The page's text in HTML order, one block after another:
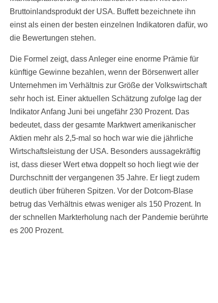
Bruttoinlandsprodukt der USA. Buffett bezeichnete ihn
einst als einen der besten einzelnen Indikatoren dafür, wo
die Bewertungen stehen.
Die Formel zeigt, dass Anleger eine enorme Prämie für
künftige Gewinne bezahlen, wenn der Börsenwert aller
Unternehmen im Verhältnis zur Größe der Volkswirtschaft
sehr hoch ist. Einer aktuellen Schätzung zufolge lag der
Indikator Anfang Juni bei ungefähr 230 Prozent. Das
bedeutet, dass der gesamte Marktwert amerikanischer
Aktien mehr als 2,5-mal so hoch war wie die jährliche
Wirtschaftsleistung der USA. Besonders aussagekräftig
ist, dass dieser Wert etwa doppelt so hoch liegt wie der
Durchschnitt der vergangenen 35 Jahre. Er liegt zudem
deutlich über früheren Spitzen. Vor der Dotcom-Blase
betrug das Verhältnis etwas weniger als 150 Prozent. In
der schnellen Markterholung nach der Pandemie berührte
es 200 Prozent.